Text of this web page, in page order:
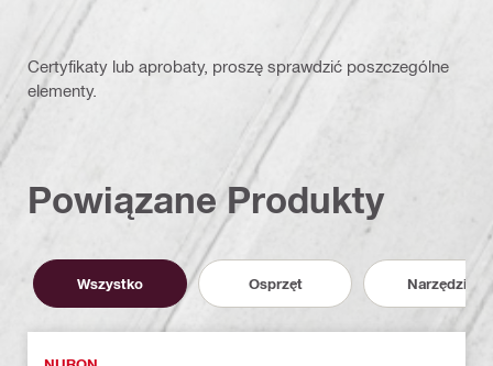
Certyfikaty lub aprobaty, proszę sprawdzić poszczególne
elementy.
Powiązane Produkty
Wszystko Osprzęt Narzędzia